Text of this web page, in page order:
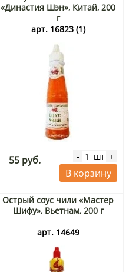
«Династия Шэн», Китай, 200
г
арт. 16823 (1)
55 руб. - шт +
В корзину
Острый соус чили «Мастер
Шифу», Вьетнам, 200 г
арт. 14649